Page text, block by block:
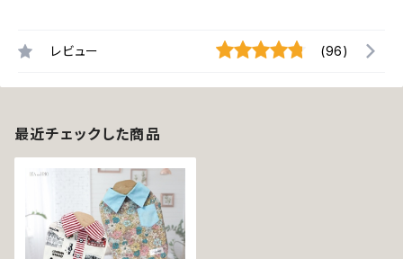
レビュー (96)
最近チェックした商品